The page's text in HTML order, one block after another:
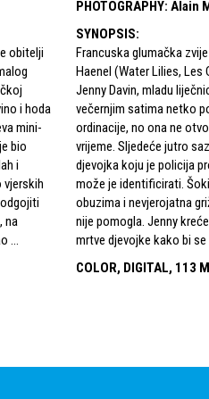
obitelji
i hoda
mini-
bio
i
vjerskih
na
...
PHOTOGRAPHY: Alain
SYNOPSIS:
Francuska glumačka
Haenel (Water Lilies,
Jenny Davin, mladu
večernjim satima netko
ordinacije, no ona ne
vrijeme. Sljedeće jutro
djevojka koju je policija
može je identificirati.
obuzima i nevjerojatna
nije pomogla. Jenny
mrtve djevojke kako bi
COLOR, DIGITAL, 113